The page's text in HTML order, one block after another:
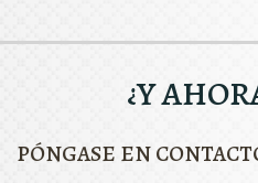
¿Y
PÓNGASE EN